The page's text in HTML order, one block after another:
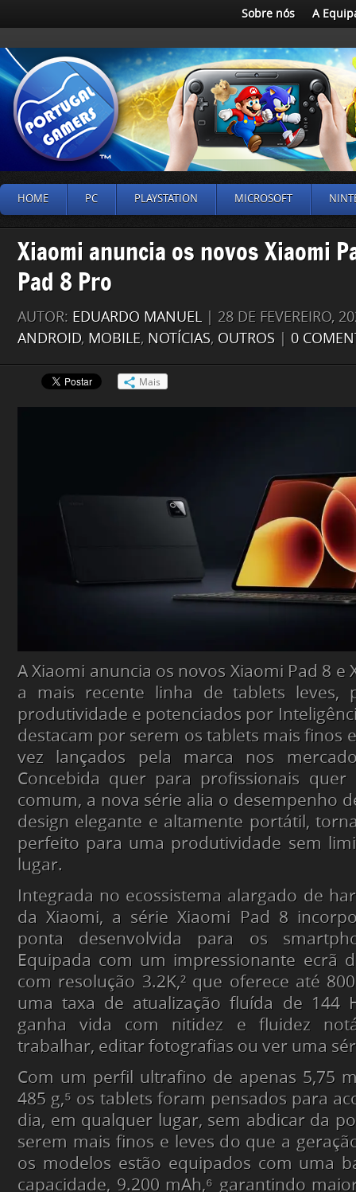
Sobre nós A
HOME PC PLAYSTATION MICROSOFT
Xiaomi anuncia os novos Xiaomi
Pad 8 Pro
AUTOR: EDUARDO MANUEL | 28 DE FEVEREIRO,
ANDROID, MOBILE, NOTÍCIAS, OUTROS 0
Mais
A Xiaomi anuncia os novos Xiaomi Pad 8 e
a mais recente linha de tablets leves,
produtividade e potenciados por
destacam por serem os tablets mais finos
vez lançados pela marca nos
Concebida quer para profissionais
comum, a nova série alia o desempenho
design elegante e altamente portátil,
perfeito para uma produtividade sem
lugar.
Integrada no ecossistema alargado de
da Xiaomi, a série Xiaomi Pad 8
ponta desenvolvida para os
Equipada com um impressionante ecrã
com resolução 3.2K,² que oferece até
uma taxa de atualização fluída de 144
ganha vida com nitidez e fluidez
trabalhar, editar fotografias ou ver uma
Com um perfil ultrafino de apenas 5,75
485 g,⁵ os tablets foram pensados para
dia, em qualquer lugar, sem abdicar da
serem mais finos e leves do que a
os modelos estão equipados com uma
capacidade, 9.200 mAh,⁶ garantindo